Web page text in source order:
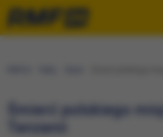
Śmierć polskiego
Tanzanii